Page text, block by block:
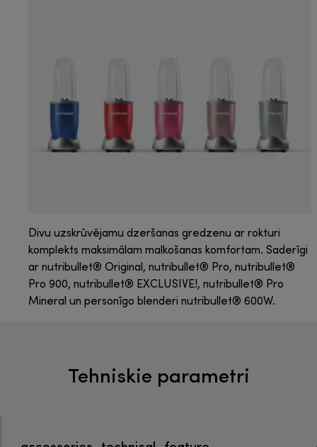
Divu uzskrūvējamu dzeršanas gredzenu ar rokturi
komplekts maksimālam malkošanas komfortam. Saderīgi
ar nutribullet® Original, nutribullet® Pro, nutribullet®
Pro 900, nutribullet® EXCLUSIVE!, nutribullet® Pro
Mineral un personīgo blenderi nutribullet® 600W.
Tehniskie parametri